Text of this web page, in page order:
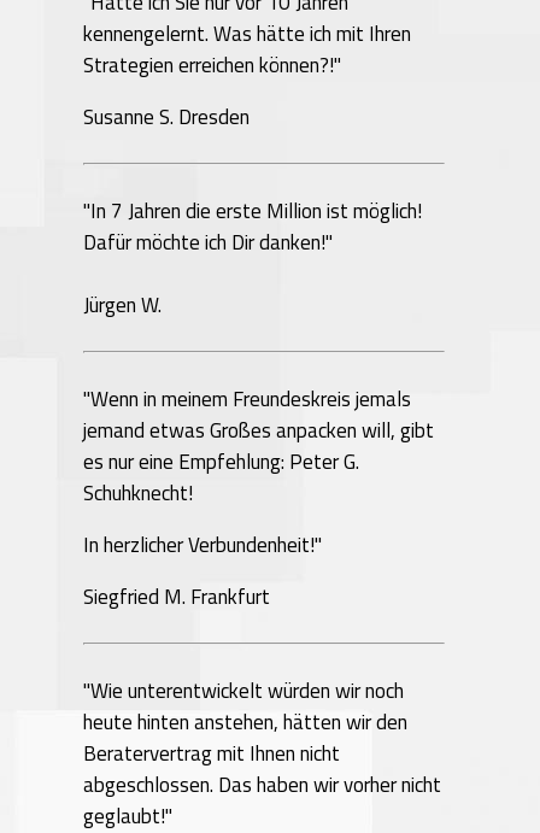
kennengelernt. Was hätte ich mit Ihren
Strategien erreichen können?!"
Susanne S. Dresden
"In 7 Jahren die erste Million ist möglich!
Dafür möchte ich Dir danken!"
Jürgen W.
"Wenn in meinem Freundeskreis jemals
jemand etwas Großes anpacken will, gibt
es nur eine Empfehlung: Peter G.
Schuhknecht!
In herzlicher Verbundenheit!"
Siegfried M. Frankfurt
"Wie unterentwickelt würden wir noch
heute hinten anstehen, hätten wir den
Beratervertrag mit Ihnen nicht
abgeschlossen. Das haben wir vorher nicht
geglaubt!"